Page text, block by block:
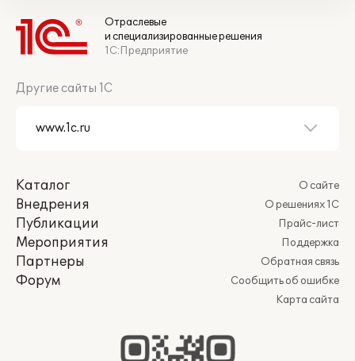
Отраслевые
и специализированные решения
1С:Предприятие
Другие сайты 1С
Каталог
Внедрения
Публикации
Мероприятия
Партнеры
Форум
О сайте
О решениях 1С
Прайс-лист
Поддержка
Обратная связь
Сообщить об ошибке
Карта сайта